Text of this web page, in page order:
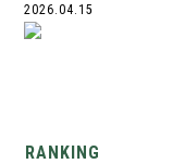
2026.04.15
RANKING